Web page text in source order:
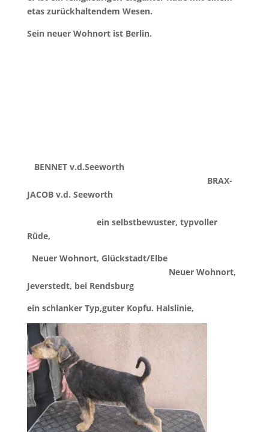
etas zurückhaltendem Wesen.
Sein neuer Wohnort ist Berlin.
BENNET v.d.Seeworth
BRAX-
JACOB v.d. Seeworth
ein selbstbewuster, typvoller
Rüde,
Neuer Wohnort, Glückstadt/Elbe
Neuer Wohnort,
Jeverstedt, bei Rendsburg
ein schlanker Typ,guter Kopfu. Halslinie,